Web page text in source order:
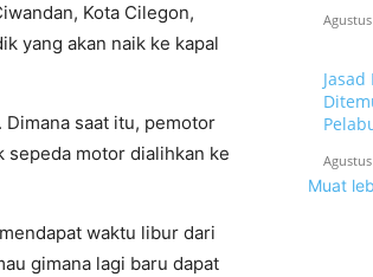
Kota Cilegon,
yang akan naik ke kapal
Dimana saat itu, pemotor
sepeda motor dialihkan ke
waktu libur dari
gimana lagi baru dapat
Jasad
Muat